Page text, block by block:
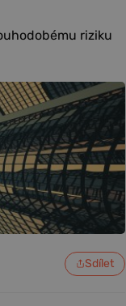
riziku
Sdílet